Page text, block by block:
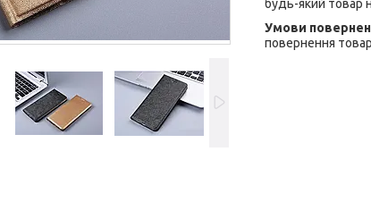
будь-який товар
повернення